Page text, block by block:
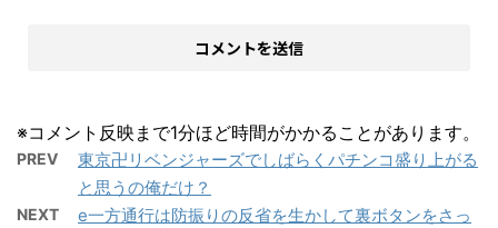
※コメント反映まで1分ほど時間がかかることがあります。
PREV
東京卍リベンジャーズでしばらくパチンコ盛り上がる
と思うの俺だけ？
NEXT
e一方通行は防振りの反省を生かして裏ボタンをさっ